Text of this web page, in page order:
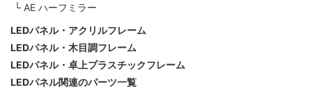
AE ハーフミラー
LEDパネル・アクリルフレーム
LEDパネル・木目調フレーム
LEDパネル・卓上プラスチックフレーム
LEDパネル関連のパーツ一覧